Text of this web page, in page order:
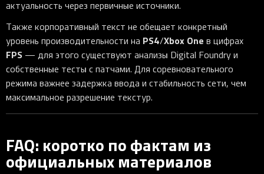
актуальность через первичные источники.
Также корпоративный текст не обещает конкретный
уровень производительности на PS4/Xbox One в цифрах
FPS — для этого существуют анализы Digital Foundry и
собственные тесты с патчами. Для соревновательного
режима важнее задержка ввода и стабильность сети, чем
максимальное разрешение текстур.
FAQ: коротко по фактам из
официальных материалов